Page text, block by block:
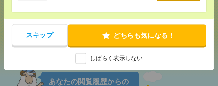
スキップ どちらも気になる！
しばらく表示しない
メールで送る LINEで送る
シェア
あなたの閲覧履歴からの